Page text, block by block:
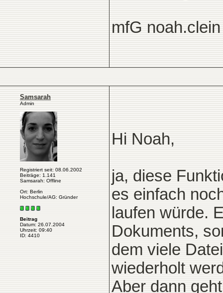
mfG noah.clein
Samsarah
Admin
Registriert seit: 08.06.2002
Beiträge: 1.141
Samsarah: Offline
Ort: Berlin
Hochschule/AG: Gründer
Beitrag
Datum: 26.07.2004
Uhrzeit: 09:40
ID: 4410
Hi Noah,
ja, diese
es einfach
laufen würde.
Dokuments,
dem viele
wiederholt
Aber dann